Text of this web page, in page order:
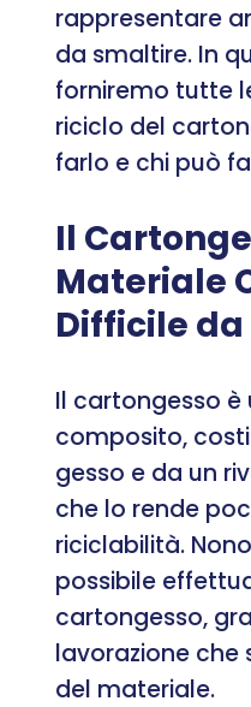
rappresentare
da smaltire. In
forniremo tutte
riciclo del
farlo e chi può
Il
Materiale
Difficile
Il cartongesso
composito,
gesso e da un
che lo rende
riciclabilità.
possibile
cartongesso,
lavorazione
del materiale.